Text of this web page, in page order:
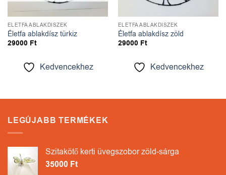
ÉLETFA ABLAKDÍSZEK
Életfa ablakdísz türkiz
29000 Ft
Kedvencekhez
ÉLETFA ABLAKDÍSZEK
Életfa ablakdísz zöld
29000 Ft
Kedvencekhez
LEGÚJABB TERMÉKEK
Szitakötő kerti üvegszobor zöld-sárga
35000 Ft